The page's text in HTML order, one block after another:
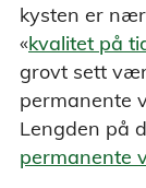
kysten er
«kvalitet på
grovt sett
permanente
Lengden på
permanente